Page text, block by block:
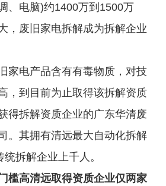
、电脑)约1400万到1500万
，废旧家电拆解成为拆解企业
电产品含有有毒物质，对技
，到目前为止取得该拆解资质
得拆解资质企业的广东华清废
。其拥有清远最大自动化拆解
拆解企业上千人。
槛高清远取得资质企业仅两家